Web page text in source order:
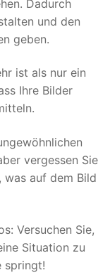
Dadurch
und den
geben.
ist als nur ein
Ihre Bilder
vergessen Sie
was auf dem Bild
Versuchen Sie,
Situation zu
springt!